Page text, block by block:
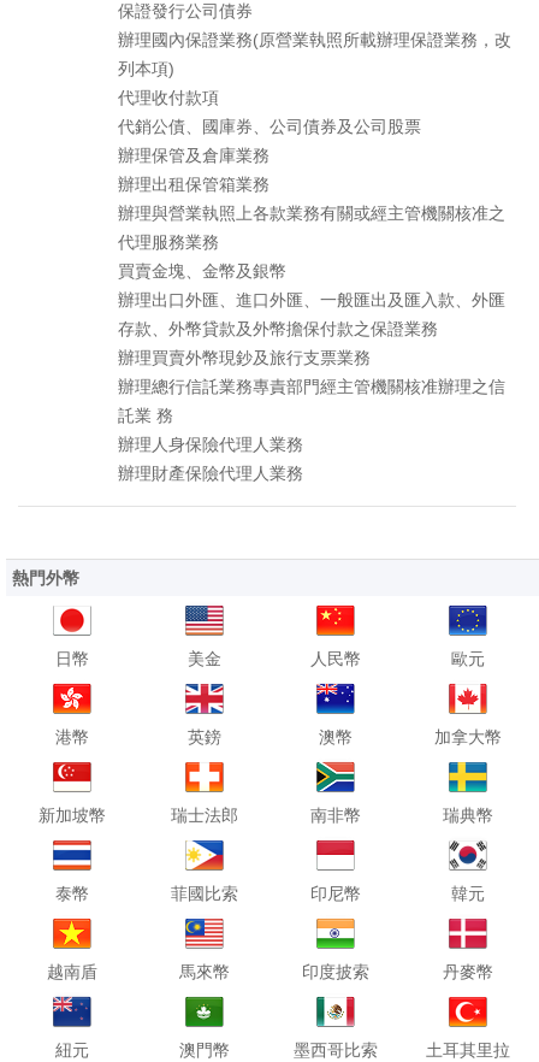
保證發行公司債券
辦理國內保證業務(原營業執照所載辦理保證業務，改
列本項)
代理收付款項
代銷公債、國庫券、公司債券及公司股票
辦理保管及倉庫業務
辦理出租保管箱業務
辦理與營業執照上各款業務有關或經主管機關核准之
代理服務業務
買賣金塊、金幣及銀幣
辦理出口外匯、進口外匯、一般匯出及匯入款、外匯
存款、外幣貸款及外幣擔保付款之保證業務
辦理買賣外幣現鈔及旅行支票業務
辦理總行信託業務專責部門經主管機關核准辦理之信
託業 務
辦理人身保險代理人業務
辦理財產保險代理人業務
熱門外幣
日幣 美金 人民幣 歐元
港幣 英鎊 澳幣 加拿大幣
新加坡幣 瑞士法郎 南非幣 瑞典幣
泰幣 菲國比索 印尼幣 韓元
越南盾 馬來幣 印度披索 丹麥幣
紐元 澳門幣 墨西哥比索 土耳其里拉